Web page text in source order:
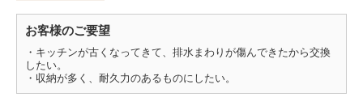
お客様のご要望
・キッチンが古くなってきて、排水まわりが傷んできたから交換
したい。
・収納が多く、耐久力のあるものにしたい。